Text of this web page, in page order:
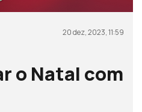
20 dez, 2023, 11:59
o Natal com